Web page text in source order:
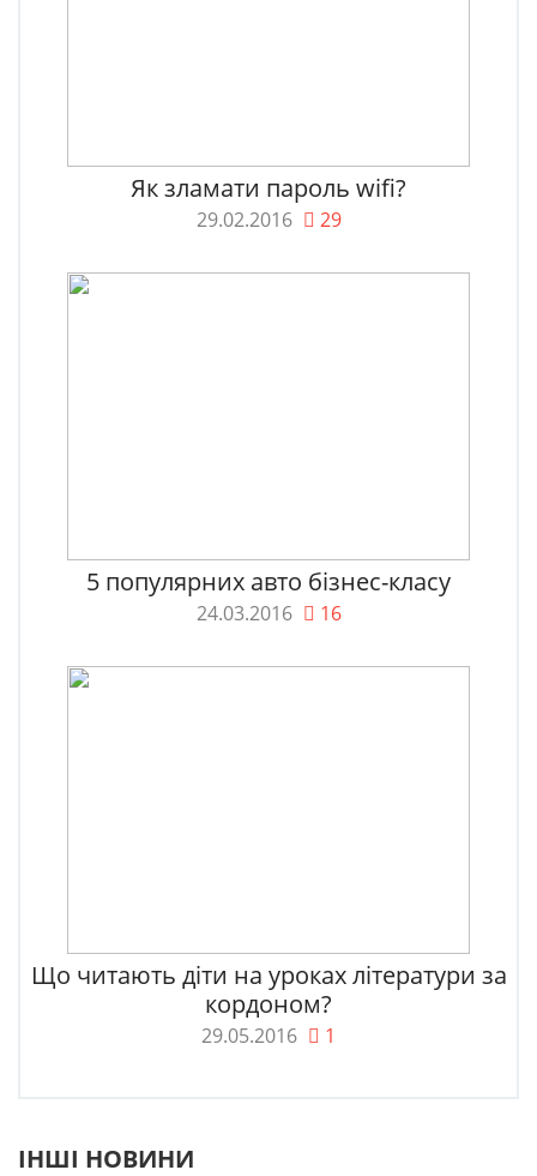
Як зламати пароль wifi?
29.02.2016 29
5 популярних авто бізнес-класу
24.03.2016 16
Що читають діти на уроках літератури за
кордоном?
29.05.2016 1
ІНШІ НОВИНИ